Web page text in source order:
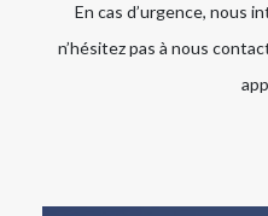
En cas d’urgence, nous
n’hésitez pas à nous